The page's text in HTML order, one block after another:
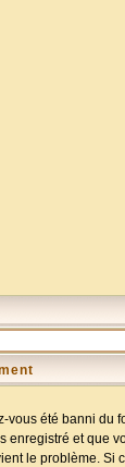
été banni du
et que
le problème.